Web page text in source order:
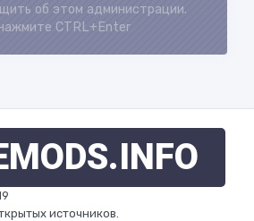
об этом администрации.
CTRL+Enter
.INFO
источников.